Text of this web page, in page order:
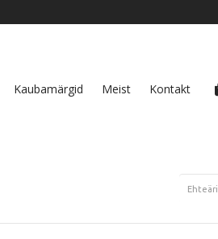
Kaubamärgid Meist Kontakt
Ehteäri